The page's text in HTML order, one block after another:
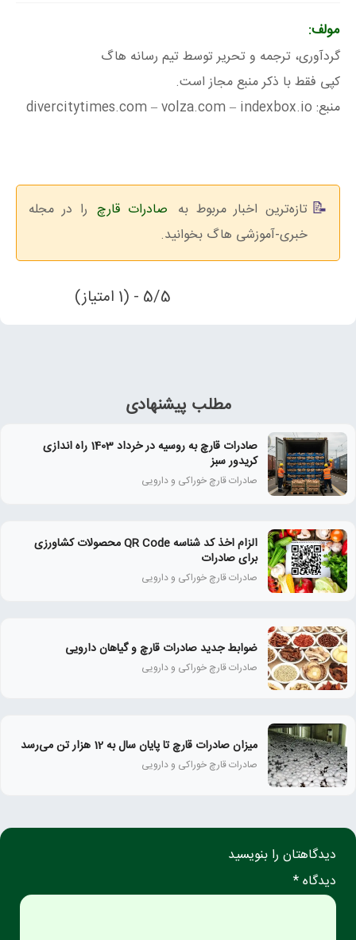
مولف:
گردآوری، ترجمه و تحریر توسط تیم رسانه هاگ
کپی فقط با ذکر منبع مجاز است.
منبع: divercitytimes.com – volza.com – indexbox.io
تازه‌ترین اخبار مربوط به صادرات قارچ را در مجله
خبری-آموزشی هاگ بخوانید.
5/5 - (1 امتیاز)
مطلب پیشنهادی
صادرات قارچ به روسیه در خرداد 1403 راه اندازی
کریدور سبز
صادرات قارچ خوراکی و دارویی
الزام اخذ کد شناسه QR Code محصولات کشاورزی
برای صادرات
صادرات قارچ خوراکی و دارویی
ضوابط جدید صادرات قارچ و گیاهان دارویی
صادرات قارچ خوراکی و دارویی
میزان صادرات قارچ تا پایان سال به 12 هزار تن می‌رسد
صادرات قارچ خوراکی و دارویی
دیدگاهتان را بنویسید
دیدگاه *